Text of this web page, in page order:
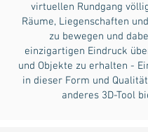
virtuellen Rundgang
Räume, Liegenschaften
zu bewegen und
einzigartigen Eindruck
und Objekte zu erhalten -
in dieser Form und
anderes 3D-Tool